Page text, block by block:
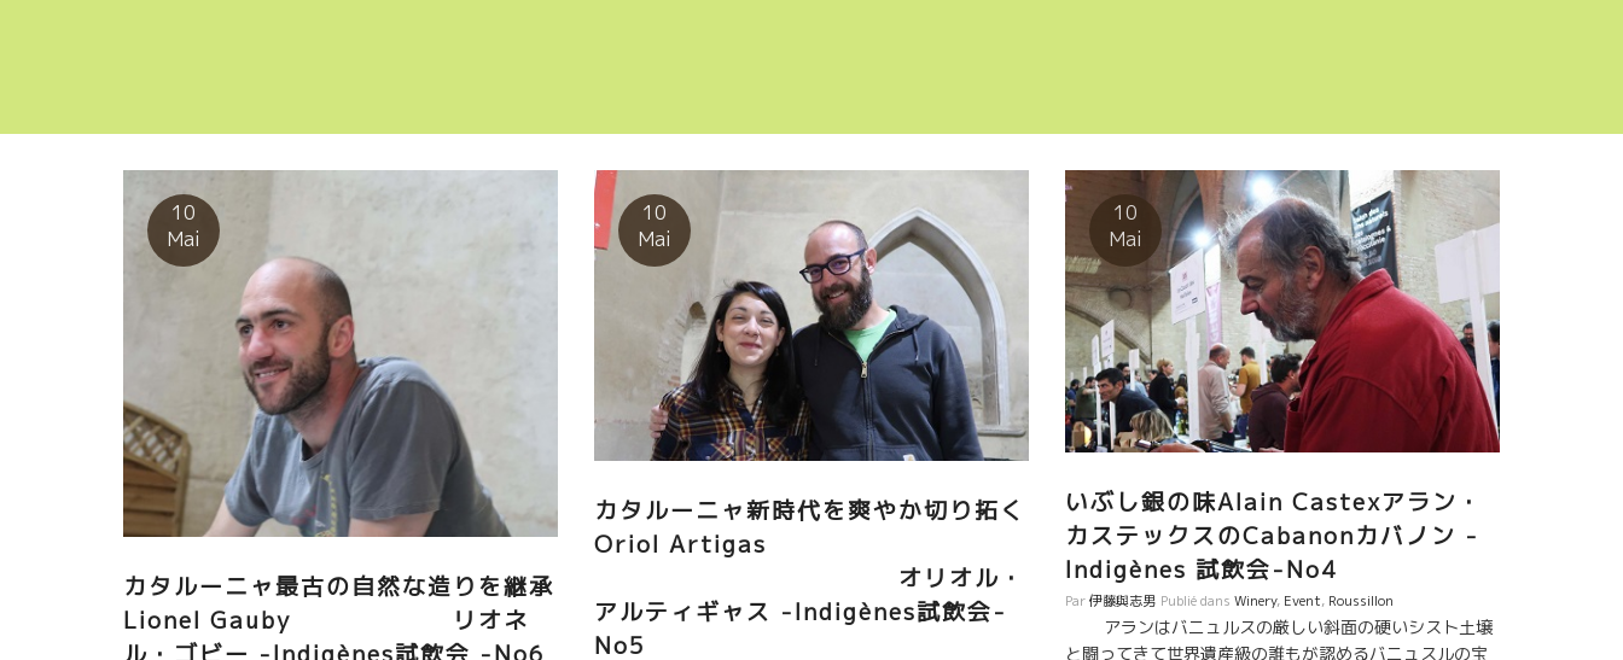
10
Mai
カタルーニャ最古の自然な造りを継承
Lionel Gauby リオネ
10
Mai
カタルーニャ新時代を爽やか切り拓く
Oriol Artigas
オリオル・
アルティギャス -Indigènes試飲会-
No5
10
Mai
いぶし銀の味Alain Castexアラン・
カステックスのCabanonカバノン -
Indigènes 試飲会-No4
Par伊藤與志男 Publié dans Winery, Event, Roussillon
アランはバニュルスの厳しい斜面の硬いシスト土壌
と闘ってきて世界遺産級の誰もが認めるバニュスルの宝